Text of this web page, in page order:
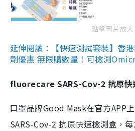
點擊圖片放大
延伸閱讀：【快速測試套裝】香
劑優惠 無限購數量！可檢測
fluorecare SARS-Cov-2 抗原快
口罩品牌Good Mask在官方APP
SARS-Cov-2 抗原快速檢測盒，